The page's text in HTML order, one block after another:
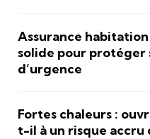
Assurance
solide pour protéger
d’urgence
Fortes chaleurs :
t-il à un risque accru